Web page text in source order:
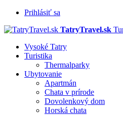
Prihlásiť sa
TatryTravel.sk
Vysoké Tatry
Turistika
Thermalparky
Ubytovanie
Apartmán
Chata v prírode
Dovolenkový dom
Horská chata